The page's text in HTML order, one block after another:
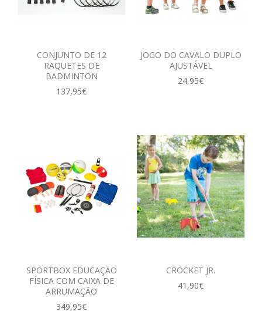
CONJUNTO DE 12
RAQUETES DE
BADMINTON
137,95€
JOGO DO CAVALO DUPLO
AJUSTÁVEL
24,95€
SPORTBOX EDUCAÇÃO
FÍSICA COM CAIXA DE
ARRUMAÇÃO
349,95€
CROCKET JR.
41,90€